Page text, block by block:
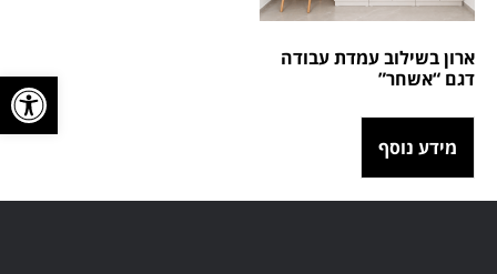
פתח
ארון בשילוב עמדת עבודה
דגם “אשחר”
מידע נוסף